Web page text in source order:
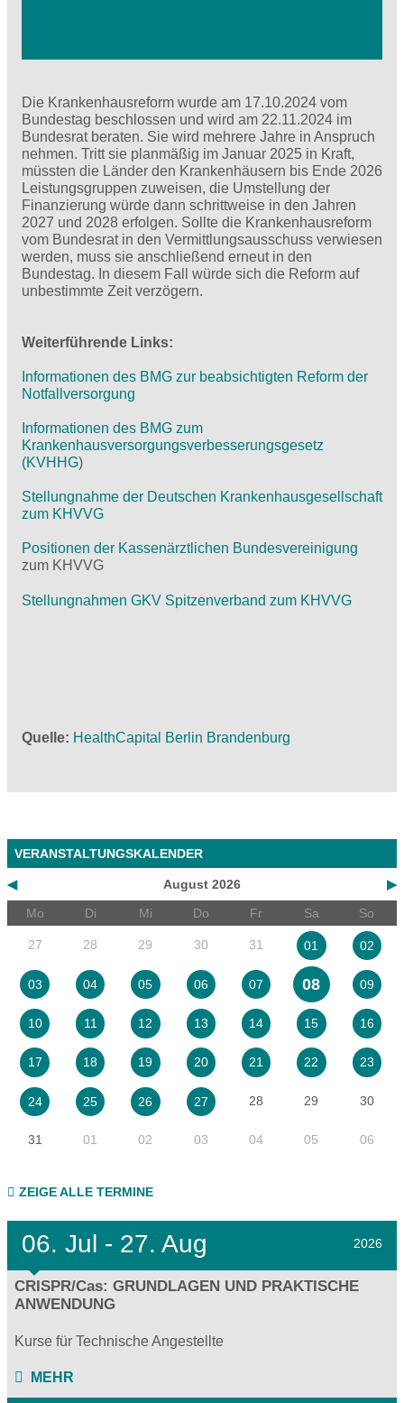
Die Krankenhausreform wurde am 17.10.2024 vom
Bundestag beschlossen und wird am 22.11.2024 im
Bundesrat beraten. Sie wird mehrere Jahre in Anspruch
nehmen. Tritt sie planmäßig im Januar 2025 in Kraft,
müssten die Länder den Krankenhäusern bis Ende 2026
Leistungsgruppen zuweisen, die Umstellung der
Finanzierung würde dann schrittweise in den Jahren
2027 und 2028 erfolgen. Sollte die Krankenhausreform
vom Bundesrat in den Vermittlungsausschuss verwiesen
werden, muss sie anschließend erneut in den
Bundestag. In diesem Fall würde sich die Reform auf
unbestimmte Zeit verzögern.
Weiterführende Links:
Informationen des BMG zur beabsichtigten Reform der
Notfallversorgung
Informationen des BMG zum
Krankenhausversorgungsverbesserungsgesetz
(KVHHG)
Stellungnahme der Deutschen Krankenhausgesellschaft
zum KHVVG
Positionen der Kassenärztlichen Bundesvereinigung
zum KHVVG
Stellungnahmen GKV Spitzenverband zum KHVVG
Quelle HealthCapital Berlin Brandenburg
VERANSTALTUNGSKALENDER
◀ ▶
August 2026
Mo
Di Mi Do Fr Sa So
27 28 29 30 31 01 02
03 04 05 06 07 08 09
10 11 12 13 14 15 16
17 18 19 20 21 22 23
24 25 26 27 28 29 30
31 01 02 03 04 05 06
ZEIGE ALLE TERMINE
06. Jul - 27. Aug 2026
CRISPR/Cas: GRUNDLAGEN UND PRAKTISCHE
ANWENDUNG
Kurse für Technische Angestellte
MEHR